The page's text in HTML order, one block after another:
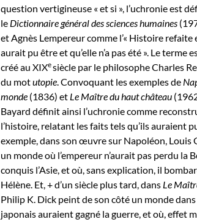
question vertigineuse « et si », l’uchronie est
le Dictionnaire général des sciences humaines
et Agnès Lempereur comme l’« Histoire refaite
aurait pu être et qu’elle n’a pas été ». Le terme
créé au XIXesiècle par le philosophe Charles
du motutopie. Convoquant les exemples de
monde (1836) et Le Maître du haut château
Bayard définit ainsi l’uchronie comme
l’histoire, relatant les faits tels qu’ils auraient
exemple, dans son œuvre sur Napoléon, Louis
un monde où l’empereur n’aurait pas perdu la
conquis l’Asie, et où, sans explication, il
Hélène. Et, + d’un siècle plus tard, dans Le
Philip K. Dick peint de son côté un monde
japonais auraient gagné la guerre, et où, effet